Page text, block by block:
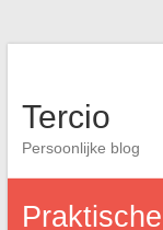
Tercio
Persoonlijke blog